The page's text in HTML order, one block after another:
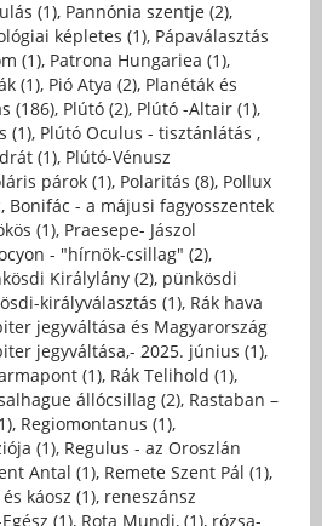
(1), Pannónia szentje (2),
képletes (1), Pápaválasztás
(1), Patrona Hungariea (1),
(1), Pió Atya (2), Planéták és
(186), Plútó (2), Plútó -Altair (1),
(1), Plútó Oculus - tisztánlátás ,
(1), Plútó-Vénusz
párok (1), Polaritás (8), Pollux
Bonifác - a májusi fagyosszentek
(1), Praesepe- Jászol
- "hírnök-csillag" (2),
Királylány (2), pünkösdi
királyválasztás (1), Rák hava
jegyváltása és Magyarország
jegyváltása,- 2025. június (1),
(1), Rák Telihold (1),
állócsillag (2), Rastaban –
, Regiomontanus (1),
(1), Regulus - az Oroszlán
Antal (1), Remete Szent Pál (1),
káosz (1), reneszánsz
(1), Rota Mundi, (1), rózsa-